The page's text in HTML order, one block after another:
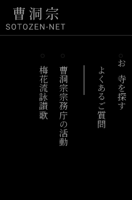
梅花流詠讃歌 曹洞宗宗務庁の活動 よくあるご質問 お寺を探す